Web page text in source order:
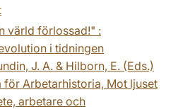
värld förlossad!" :
i tidningen
J. A. & Hilborn, E. (Eds.)
för Arbetarhistoria, Mot ljuset
arbetare och